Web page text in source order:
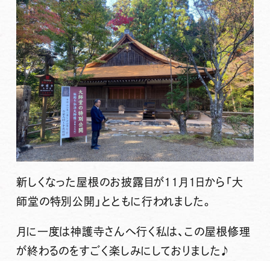
新しくなった屋根のお披露目が１１月１日から「大
師堂の特別公開 」とともに行われました。
月に一度は神護寺さんへ行く私は、この屋根修理
が終わるのをすごく楽しみにしておりました♪